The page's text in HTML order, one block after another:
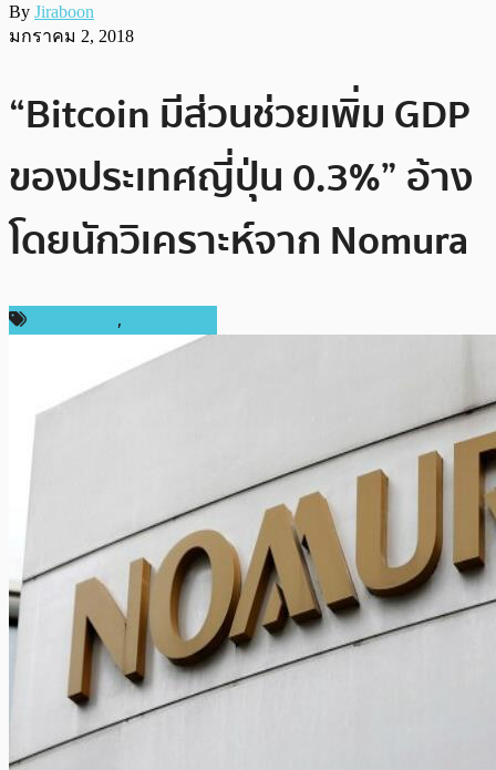
By Jiraboon
มกราคม 2, 2018
“Bitcoin มีส่วนช่วยเพิ่ม GDP
ของประเทศญี่ปุ่น 0.3%” อ้าง
โดยนักวิเคราะห์จาก Nomura
,